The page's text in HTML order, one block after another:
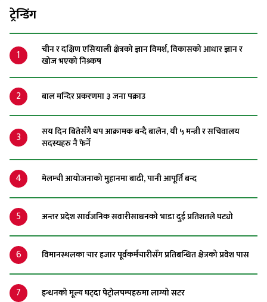
ट्रेन्डिंग
1
चीन र दक्षिण एसियाली क्षेत्रको ज्ञान विमर्श, विकासको आधार ज्ञान र
खोज भएको निश्र्कष
2 बाल मन्दिर प्रकरणमा ३ जना पक्राउ
3
सय दिन बितेसँगै थप आक्रामक बन्दै बालेन, यी ५ मन्त्री र सचिवालय
सदस्यहरु नै फेर्ने
4 मेलम्ची आयोजनाको मुहानमा बाढी, पानी आपूर्ति बन्द
5 अन्तर प्रदेश सार्वजनिक सवारीसाधनको भाडा दुई प्रतिशतले घट्यो
6 विमानस्थलका चार हजार पूर्वकर्मचारीसँग प्रतिबन्धित क्षेत्रको प्रवेश पास
7 इन्धनको मूल्य घट्दा पेट्रोलपम्पहरुमा लाग्यो सटर